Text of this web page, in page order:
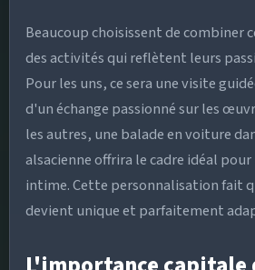
Beaucoup choisissent de combiner
des activités qui reflètent leurs
Pour les uns, ce sera une visite
d'un échange passionné sur les
les autres, une balade en voiture
alsacienne offrira le cadre idéal
intime. Cette personnalisation fait
devient unique et parfaitement